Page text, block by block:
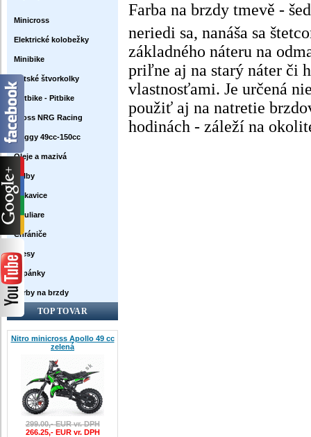
Minicross
Elektrické kolobežky
Minibike
Detské štvorkolky
Dirtbike - Pitbike
Cross NRG Racing
Buggy 49cc-150cc
Oleje a mazivá
Prilby
Rukavice
Okuliare
Chrániče
Dresy
Topánky
Farby na brzdy
TOP TOVAR
Nitro minicross Apollo 49 cc
zelená
299.00,- EUR vr. DPH
266.25,- EUR vr. DPH
Farba na brzdy tmevě -
neriedi sa, nanáša sa
základného náteru na
priľne aj na starý náter či
vlastnosťami. Je určená
použiť aj na natretie
hodinách - záleží na